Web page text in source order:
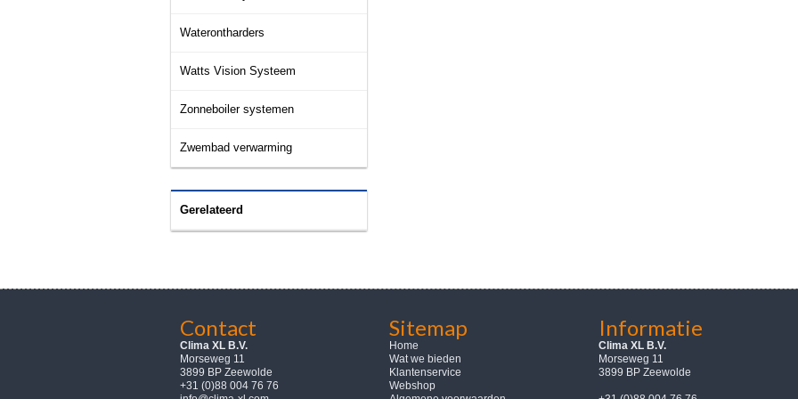
Waterontharders
Watts Vision Systeem
Zonneboiler systemen
Zwembad verwarming
Gerelateerd
Contact
Clima XL B.V.
Morseweg 11
3899 BP Zeewolde
+31 (0)88 004 76 76
Sitemap
Home
Wat we bieden
Klantenservice
Webshop
Informatie
Clima XL B.V.
Morseweg 11
3899 BP Zeewolde